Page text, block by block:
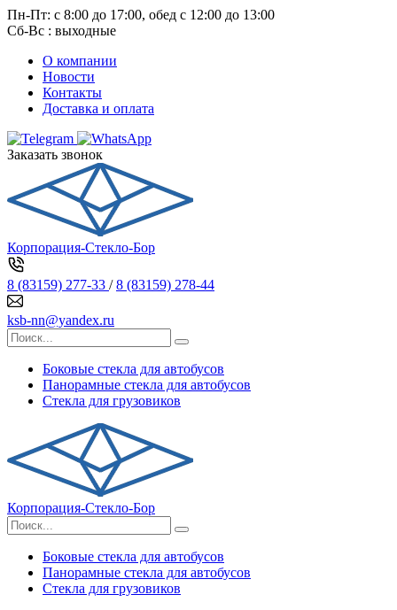
Пн-Пт: с 8:00 до 17:00, обед с 12:00 до 13:00
Сб-Вс : выходные
О компании
Новости
Контакты
Доставка и оплата
Заказать звонок
Корпорация-Стекло-Бор
8 (83159) 277-33 /8 (83159) 278-44
ksb-nn@yandex.ru
Боковые стекла для автобусов
Панорамные стекла для автобусов
Стекла для грузовиков
Корпорация-Стекло-Бор
Боковые стекла для автобусов
Панорамные стекла для автобусов
Стекла для грузовиков